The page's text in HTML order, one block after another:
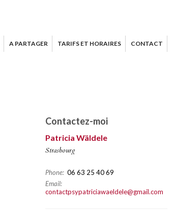
A PARTAGER TARIFS ET HORAIRES CONTACT
Contactez-moi
Patricia Wäldele
Strasbourg
Phone: 06 63 25 40 69
Email:
contactpsypatriciawaeldele@gmail.com